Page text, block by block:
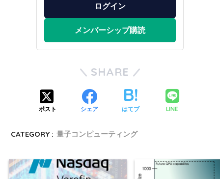
ログイン
メンバーシップ購読
SHARE
ポスト シェア はてブ LINE
CATEGORY : 量子コンピューティング